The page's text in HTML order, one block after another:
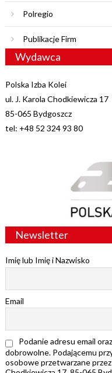
Polregio
Publikacje Firm
Wydawca
Polska Izba Kolei
ul. J. Karola Chodkiewicza 17
85-065 Bydgoszcz
tel: +48 52 324 93 80
Newsletter
Imię lub Imię i Nazwisko
Email
Podanie adresu email
dobrowolne. Podającemu
osobowe przetwarzane